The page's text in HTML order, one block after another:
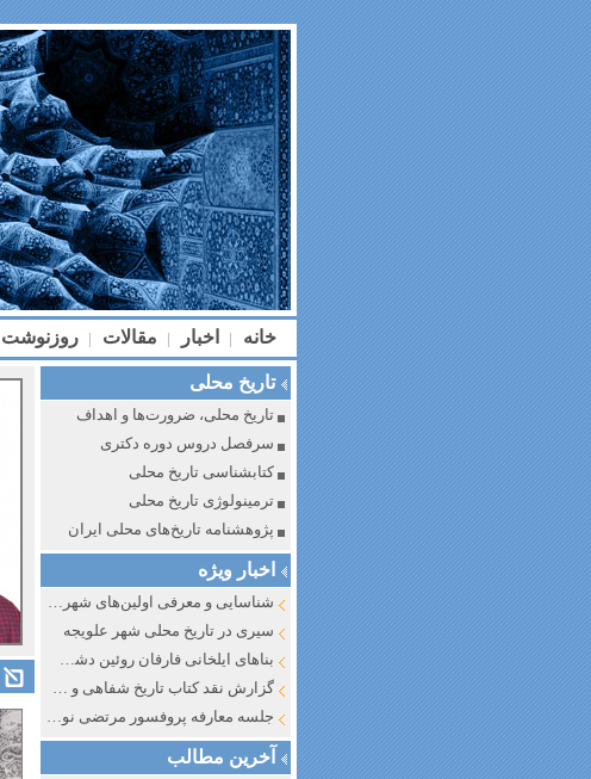
خانه | اخبار | مقالات | روزنوشت
تاریخ محلی
تاریخ محلی، ضرورت‌ها و اهداف
سرفصل دروس دوره دکتری
کتابشناسی تاریخ محلی
ترمینولوژی تاریخ محلی
پژوهشنامه تاریخ‌های محلی ایران
اخبار ویژه
شناسایی و معرفی اولین‌های شهر مشهد
سیری در تاریخ محلی شهر علویجه
بناهای ایلخانی فارفان روئین دشت اصفهان
گزارش نقد کتاب تاریخ شفاهی و جایگاه آن در تاریخ نگاری معاصر ایران ۱۳۸۵-۱۳۵۸
جلسه معارفه پروفسور مرتضی نورائی در دپارتمان شرق‌شناسی دانشگاه صوفیا، بلغارستان
آخرین مطالب